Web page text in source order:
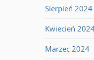
Sierpień 2024
Kwiecień
Marzec 2024